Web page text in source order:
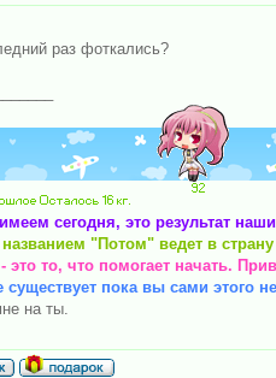
раз фоткались?
сегодня, это результат
"Потом" ведет в
это то, что помогает начать.
существует пока вы сами этого
на ты.